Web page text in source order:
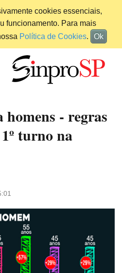
cookies essenciais,
funcionamento. Para mais
Política de Cookies. Ok
- regras
turno na